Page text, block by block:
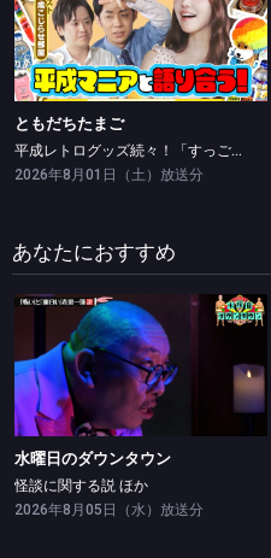
ともだちたまご
平成レトログッズ続々！「すっごい変装してやってる」三上悠亜の意外な行動が明らかに！
ともだちたまご
平成レトログッズ続々！「すっごい変装してやってる」三上悠亜の意外な行動が明らかに！
2026年8月01日（土）放送分
あなたにおすすめ
水曜日のダウンタウン
怪談に関する説 ほか
水曜日のダウンタウン
怪談に関する説 ほか
2026年8月05日（水）放送分